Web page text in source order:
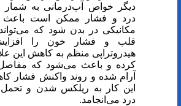
دیگر خواص آب‌درمانی به شمار
درد و فشار ممکن است باعث
مکانیکی در بدن شود که
قلب و فشار خون را
هیدروتراپی منظم به کاهش این
کرده و باعث می‌شود که
آرام شده و روند واکنش فشار
این کار به ریلکس شدن و تحمل
درد می‌انجامد.